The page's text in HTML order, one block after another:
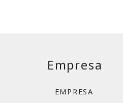
Empresa
EMPRESA